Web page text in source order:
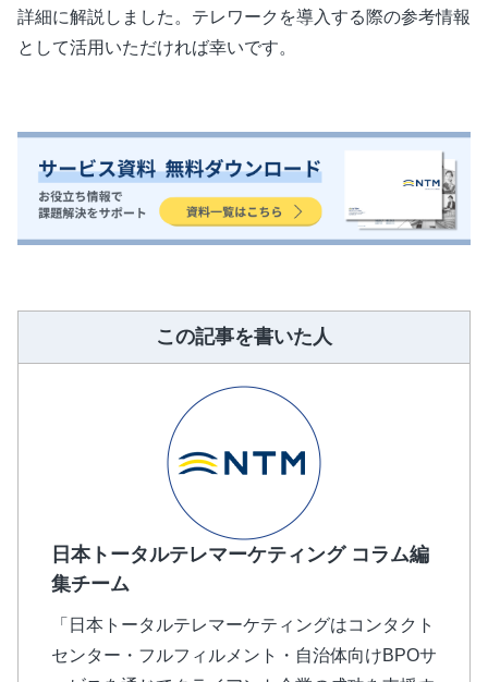
詳細に解説しました。テレワークを導入する際の参考情報
として活用いただければ幸いです。
この記事を書いた人
日本トータルテレマーケティング コラム編
集チーム
「日本トータルテレマーケティングはコンタクト
センター・フルフィルメント・自治体向けBPOサ